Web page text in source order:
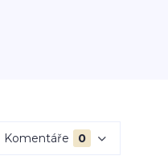
Komentáře 0